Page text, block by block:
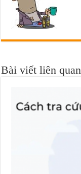
Bài viết liên quan